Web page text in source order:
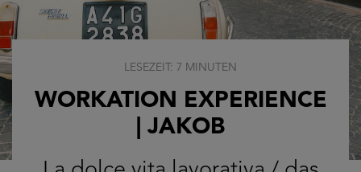
LESEZEIT: 7 MINUTEN
WORKATION EXPERIENCE
| JAKOB